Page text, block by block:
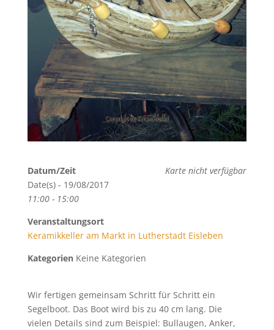
Karte nicht verfügbar
Datum/Zeit
Date(s) - 19/08/2017
11:00 - 15:00
Veranstaltungsort
Keramikkeller am Markt in Lutherstadt Eisleben
KategorienKeine Kategorien
Wir fertigen gemeinsam Schritt für Schritt ein
Segelboot. Das Boot wird bis zu 40 cm lang. Die
vielen Details sind zum Beispiel: Bullaugen, Anker,